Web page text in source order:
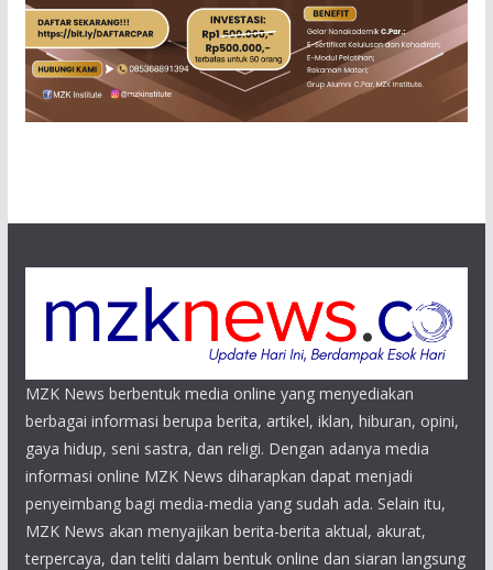
MZK News berbentuk media online yang menyediakan
berbagai informasi berupa berita, artikel, iklan, hiburan, opini,
gaya hidup, seni sastra, dan religi. Dengan adanya media
informasi online MZK News diharapkan dapat menjadi
penyeimbang bagi media-media yang sudah ada. Selain itu,
MZK News akan menyajikan berita-berita aktual, akurat,
terpercaya, dan teliti dalam bentuk online dan siaran langsung